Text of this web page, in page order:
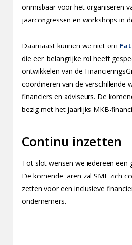
onmisbaar voor het organiseren
jaarcongressen en workshops in
Daarnaast kunnen we niet om
die een belangrijke rol heeft
ontwikkelen van de
coördineren van de verschillende
financiers en adviseurs. De
bezig met het jaarlijks MKB-
Continu inzetten
Tot slot wensen we iedereen een
De komende jaren zal SMF zich
zetten voor een inclusieve
ondernemers.